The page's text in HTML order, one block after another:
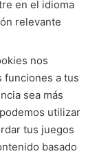
en el idioma
relevante
nos
funciones a tus
sea más
utilizar
tus juegos
basado